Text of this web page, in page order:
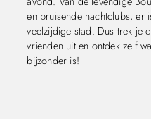
en bruisende nachtclubs, er
veelzijdige stad. Dus trek je
vrienden uit en ontdek zelf
bijzonder is!